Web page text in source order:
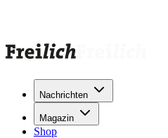
Nachrichten
Magazin
Shop